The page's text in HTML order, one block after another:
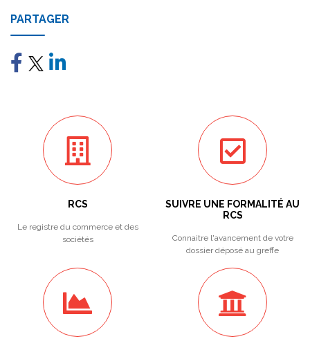
PARTAGER
RCS
Le registre du commerce et des
sociétés
SUIVRE UNE FORMALITÉ AU
RCS
Connaitre l'avancement de votre
dossier déposé au greffe